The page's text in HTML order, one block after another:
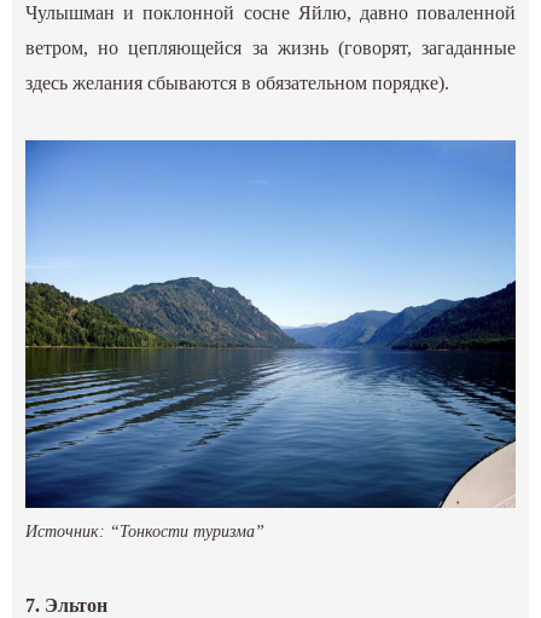
Чулышман и поклонной сосне Яйлю, давно поваленной
ветром, но цепляющейся за жизнь (говорят, загаданные
здесь желания сбываются в обязательном порядке).
Источник: “Тонкости туризма”
7. Эльтон